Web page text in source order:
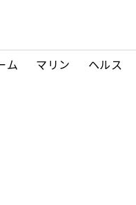
ム マリン ヘルス